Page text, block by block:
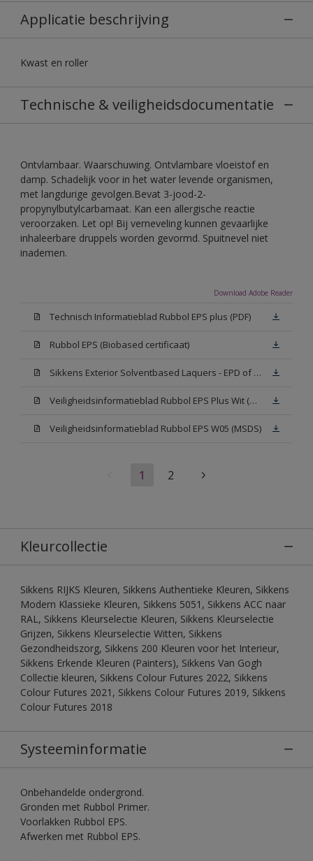
Applicatie beschrijving
Kwast en roller
Technische & veiligheidsdocumentatie
Ontvlambaar. Waarschuwing. Ontvlambare vloeistof en
damp. Schadelijk voor in het water levende organismen,
met langdurige gevolgen.Bevat 3-jood-2-
propynylbutylcarbamaat. Kan een allergische reactie
veroorzaken. Let op! Bij verneveling kunnen gevaarlijke
inhaleerbare druppels worden gevormd. Spuitnevel niet
inademen.
Download Adobe Reader
Technisch Informatieblad Rubbol EPS plus (PDF)
Rubbol EPS (Biobased certificaat)
Sikkens Exterior Solventbased Laquers - EPD of Milieuproductverklaring
Veiligheidsinformatieblad Rubbol EPS Plus Wit (MSDS)
Veiligheidsinformatieblad Rubbol EPS W05 (MSDS)
1 2
Kleurcollectie
Sikkens RIJKS Kleuren, Sikkens Authentieke Kleuren, Sikkens
Modern Klassieke Kleuren, Sikkens 5051, Sikkens ACC naar
RAL, Sikkens Kleurselectie Kleuren, Sikkens Kleurselectie
Grijzen, Sikkens Kleurselectie Witten, Sikkens
Gezondheidszorg, Sikkens 200 Kleuren voor het Interieur,
Sikkens Erkende Kleuren (Painters), Sikkens Van Gogh
Collectie kleuren, Sikkens Colour Futures 2022, Sikkens
Colour Futures 2021, Sikkens Colour Futures 2019, Sikkens
Colour Futures 2018
Systeeminformatie
Onbehandelde ondergrond.
Gronden met Rubbol Primer.
Voorlakken Rubbol EPS.
Afwerken met Rubbol EPS.